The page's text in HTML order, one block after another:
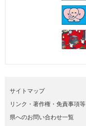
サイトマップ
リンク・著作権・免責事項等
県へのお問い合わせ一覧